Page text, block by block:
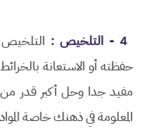
حفظته أو الاستعانة
مفيد جدا وحل أكبر قدر
المعلومة في ذهنك خاصة